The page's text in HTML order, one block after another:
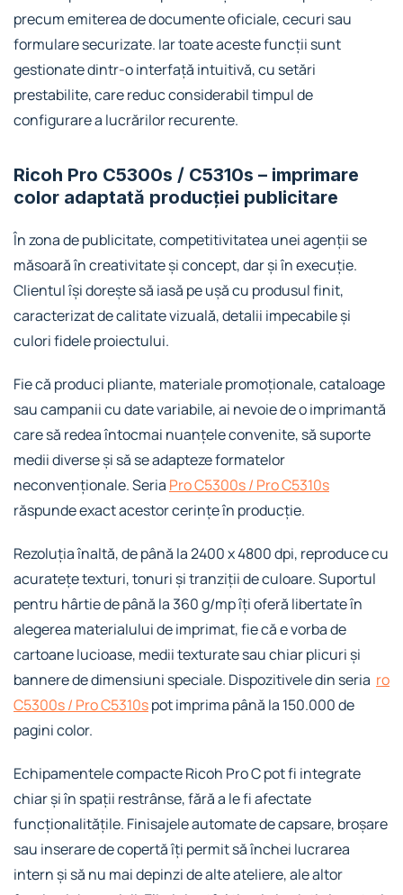
precum emiterea de documente oficiale, cecuri sau
formulare securizate. Iar toate aceste funcții sunt
gestionate dintr-o interfață intuitivă, cu setări
prestabilite, care reduc considerabil timpul de
configurare a lucrărilor recurente.
Ricoh Pro C5300s / C5310s – imprimare
color adaptată producției publicitare
În zona de publicitate, competitivitatea unei agenții se
măsoară în creativitate și concept, dar și în execuție.
Clientul își dorește să iasă pe ușă cu produsul finit,
caracterizat de calitate vizuală, detalii impecabile și
culori fidele proiectului.
Fie că produci pliante, materiale promoționale, cataloage
sau campanii cu date variabile, ai nevoie de o imprimantă
care să redea întocmai nuanțele convenite, să suporte
medii diverse și să se adapteze formatelor
neconvenționale. Seria Pro C5300s / Pro C5310s
răspunde exact acestor cerințe în producție.
Rezoluția înaltă, de până la 2400 x 4800 dpi, reproduce cu
acuratețe texturi, tonuri și tranziții de culoare. Suportul
pentru hârtie de până la 360 g/mp îți oferă libertate în
alegerea materialului de imprimat, fie că e vorba de
cartoane lucioase, medii texturate sau chiar plicuri și
bannere de dimensiuni speciale. Dispozitivele din seria ro
C5300s / Pro C5310spot imprima până la 150.000 de
pagini color.
Echipamentele compacte Ricoh Pro C pot fi integrate
chiar și în spații restrânse, fără a le fi afectate
funcționalitățile. Finisajele automate de capsare, broșare
sau inserare de copertă îți permit să închei lucrarea
intern și să nu mai depinzi de alte ateliere, ale altor